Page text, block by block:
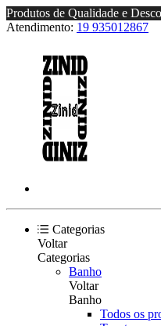
Produtos de Qualidade e
Atendimento: 19 935012867
Categorias
Voltar
Categorias
Banho
Voltar
Banho
Todos os